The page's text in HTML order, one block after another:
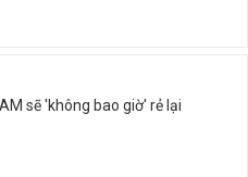
sẽ 'không bao giờ' rẻ lại